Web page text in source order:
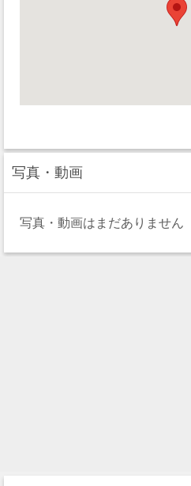
写真・動画
写真・動画はまだありません